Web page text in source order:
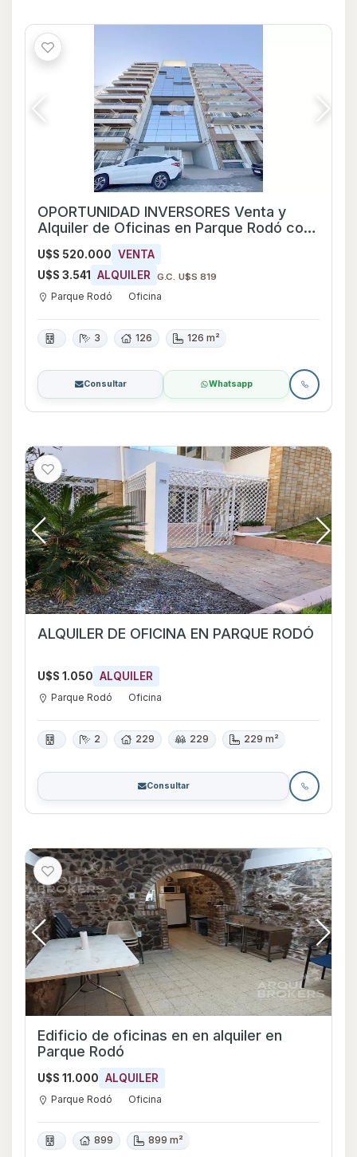
OPORTUNIDAD INVERSORES Venta y
Alquiler de Oficinas en Parque Rodó con
vista a la Rambla
U$S 520.000 VENTA
U$S 3.541
ALQUILER G.C. U$S 819
Parque Rodó Oficina
3 126 126 m²
Consultar Whatsapp
ALQUILER DE OFICINA EN PARQUE RODÓ
U$S 1.050 ALQUILER
Parque Rodó Oficina
2 229 229 229 m²
Consultar
Edificio de oficinas en en alquiler en
Parque Rodó
U$S 11.000 ALQUILER
Parque Rodó Oficina
899 899 m²